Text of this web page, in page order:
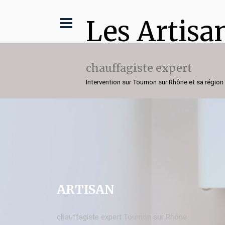
Les
chauffagiste expert
Intervention sur Tournon sur Rhône et sa région
ARTISAN
chauffagiste expert Tournon sur Rhône